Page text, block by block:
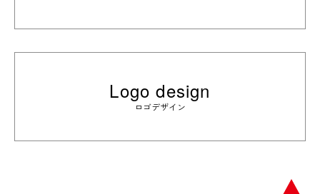
Logo design
ロゴデザイン